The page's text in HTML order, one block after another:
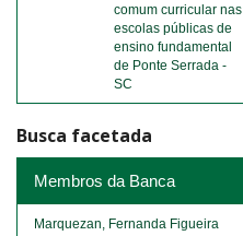
comum curricular nas
escolas públicas de
ensino fundamental
de Ponte Serrada -
SC
Busca facetada
Membros da Banca
Marquezan, Fernanda Figueira